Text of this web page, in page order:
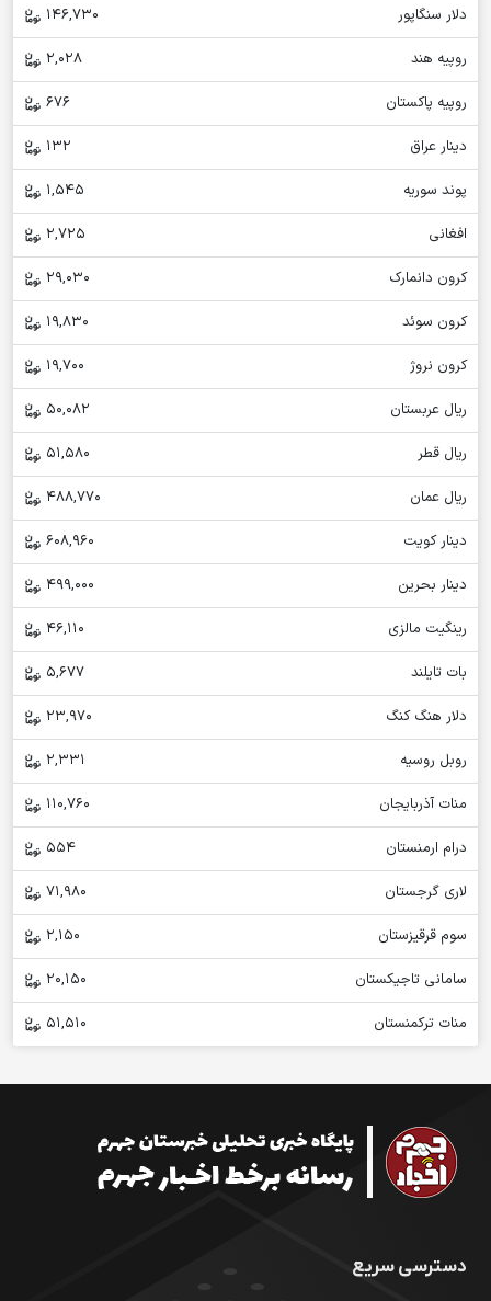
دلار سنگاپور
146,730
روپیه هند
2,028
روپیه پاکستان
676
دینار عراق
132
پوند سوریه
1,545
افغانی
2,725
کرون دانمارک
29,030
کرون سوئد
19,830
کرون نروژ
19,700
ریال عربستان
50,082
ریال قطر
51,580
ریال عمان
488,770
دینار کویت
608,960
دینار بحرین
499,000
رینگیت مالزی
46,110
بات تایلند
5,677
دلار هنگ کنگ
23,970
روبل روسیه
2,331
منات آذربایجان
110,760
درام ارمنستان
554
لاری گرجستان
71,980
سوم قرقیزستان
2,150
سامانی تاجیکستان
20,150
منات ترکمنستان
51,510
دسترسی سریع